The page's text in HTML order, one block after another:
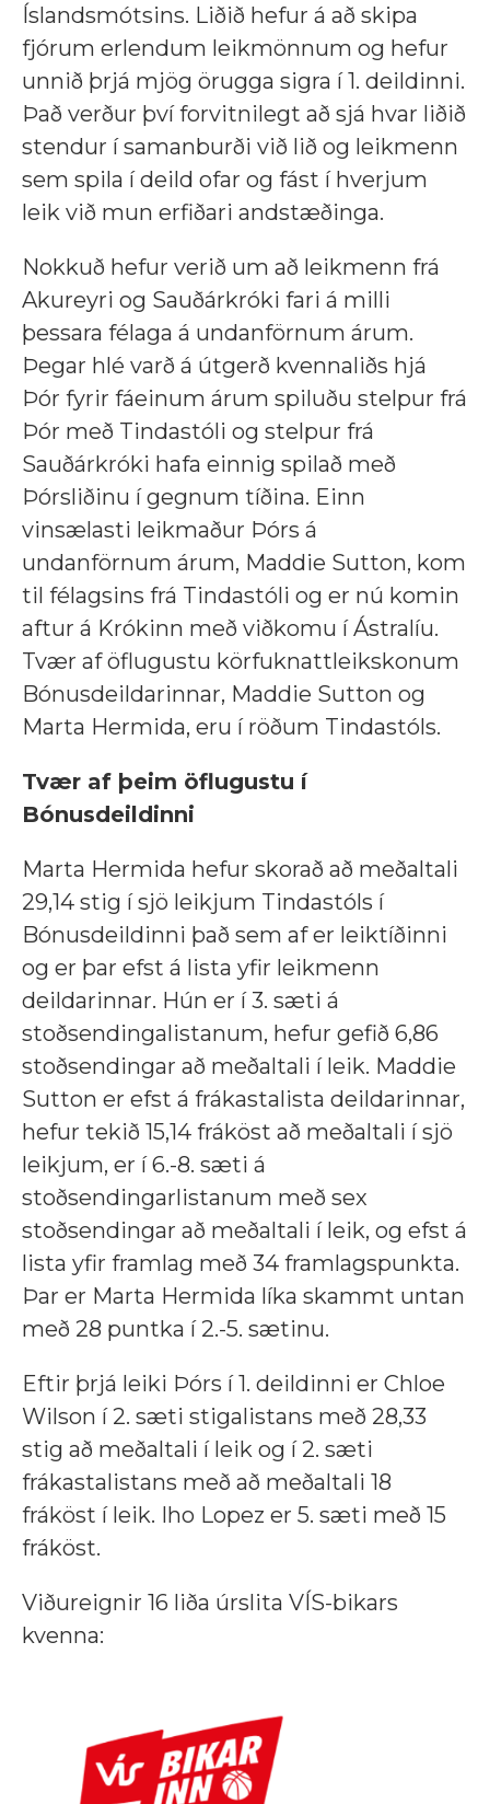
Íslandsmótsins. Liðið hefur á að skipa
fjórum erlendum leikmönnum og hefur
unnið þrjá mjög örugga sigra í 1. deildinni.
Það verður því forvitnilegt að sjá hvar liðið
stendur í samanburði við lið og leikmenn
sem spila í deild ofar og fást í hverjum
leik við mun erfiðari andstæðinga.
Nokkuð hefur verið um að leikmenn frá
Akureyri og Sauðárkróki fari á milli
þessara félaga á undanförnum árum.
Þegar hlé varð á útgerð kvennaliðs hjá
Þór fyrir fáeinum árum spiluðu stelpur frá
Þór með Tindastóli og stelpur frá
Sauðárkróki hafa einnig spilað með
Þórsliðinu í gegnum tíðina. Einn
vinsælasti leikmaður Þórs á
undanförnum árum, Maddie Sutton, kom
til félagsins frá Tindastóli og er nú komin
aftur á Krókinn með viðkomu í Ástralíu.
Tvær af öflugustu körfuknattleikskonum
Bónusdeildarinnar, Maddie Sutton og
Marta Hermida, eru í röðum Tindastóls.
Tvær af þeim öflugustu í
Bónusdeildinni
Marta Hermida hefur skorað að meðaltali
29,14 stig í sjö leikjum Tindastóls í
Bónusdeildinni það sem af er leiktíðinni
og er þar efst á lista yfir leikmenn
deildarinnar. Hún er í 3. sæti á
stoðsendingalistanum, hefur gefið 6,86
stoðsendingar að meðaltali í leik. Maddie
Sutton er efst á frákastalista deildarinnar,
hefur tekið 15,14 fráköst að meðaltali í sjö
leikjum, er í 6.-8. sæti á
stoðsendingarlistanum með sex
stoðsendingar að meðaltali í leik, og efst á
lista yfir framlag með 34 framlagspunkta.
Þar er Marta Hermida líka skammt untan
með 28 puntka í 2.-5. sætinu.
Eftir þrjá leiki Þórs í 1. deildinni er Chloe
Wilson í 2. sæti stigalistans með 28,33
stig að meðaltali í leik og í 2. sæti
frákastalistans með að meðaltali 18
fráköst í leik. Iho Lopez er 5. sæti með 15
fráköst.
Viðureignir 16 liða úrslita VÍS-bikars
kvenna: